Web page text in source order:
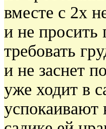
вместе с 2х
и не просить
требовать
и не заснет
уже ходит в
успокаивают